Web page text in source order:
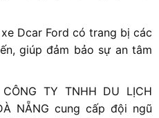
Dcar Ford có trang bị các
giúp đảm bảo sự an tâm
TY TNHH DU LỊCH
NẴNG cung cấp đội ngũ